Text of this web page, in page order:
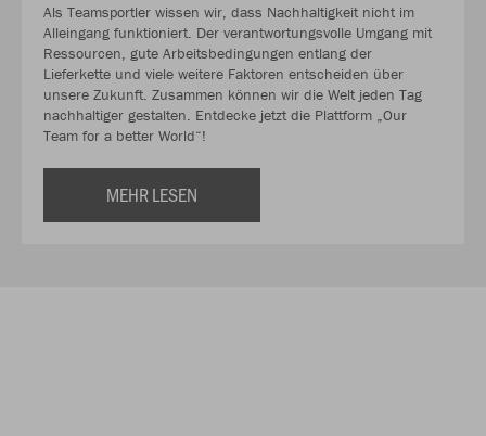
Als Teamsportler wissen wir, dass Nachhaltigkeit nicht im
Alleingang funktioniert. Der verantwortungsvolle Umgang mit
Ressourcen, gute Arbeitsbedingungen entlang der
Lieferkette und viele weitere Faktoren entscheiden über
unsere Zukunft. Zusammen können wir die Welt jeden Tag
nachhaltiger gestalten. Entdecke jetzt die Plattform „Our
Team for a better World“!
MEHR LESEN